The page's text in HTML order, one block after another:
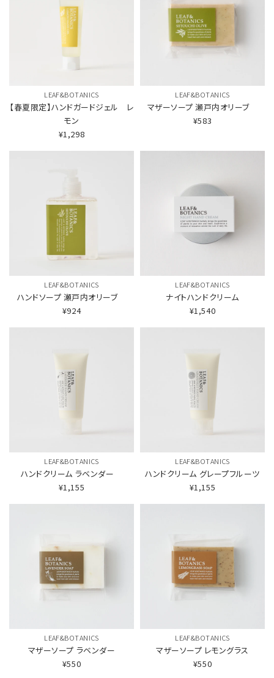
LEAF&BOTANICS
【春夏限定】ハンドガードジェル レ
モン
¥1,298
LEAF&BOTANICS
マザーソープ 瀬戸内オリーブ
¥583
LEAF&BOTANICS
ハンドソープ 瀬戸内オリーブ
¥924
LEAF&BOTANICS
ナイトハンドクリーム
¥1,540
LEAF&BOTANICS
ハンドクリーム ラベンダー
¥1,155
LEAF&BOTANICS
ハンドクリーム グレープフルーツ
¥1,155
LEAF&BOTANICS
マザーソープ ラベンダー
¥550
LEAF&BOTANICS
マザーソープ レモングラス
¥550